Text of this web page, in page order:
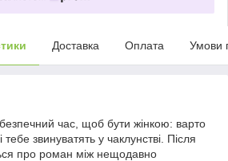
Доставка Оплата Умови
час, щоб бути жінкою: варто
звинуватять у чаклунстві. Після
про роман між нещодавно